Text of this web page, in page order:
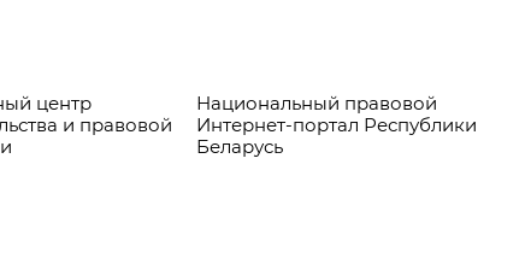
центр
и правовой
Национальный правовой
Интернет-портал Республики
Беларусь